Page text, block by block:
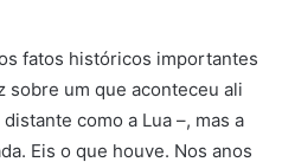
fatos históricos importantes
sobre um que aconteceu ali
como a Lua –, mas a
Eis o que houve. Nos anos